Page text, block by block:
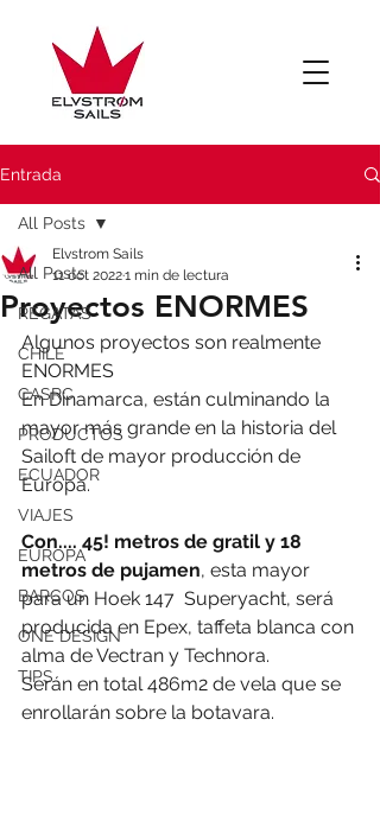
Entrada
All Posts
REGATAS
CHILE
CASRC
PRODUCTOS
ECUADOR
VIAJES
EUROPA
BARCOS
ONE DESIGN
TIPS
All Posts
Proyectos ENORMES
Elvstrom Sails
11 oct 20221 min de lectura
Algunos proyectos son realmente
ENORMES
En Dinamarca, están culminando la
mayor más grande en la historia del
Sailoft de mayor producción de
Europa.
Con.... 45! metros de gratil y 18
metros de pujamen, esta mayor
para un Hoek 147  Superyacht, será
producida en Epex, taffeta blanca con
alma de Vectran y Technora.
Serán en total 486m2 de vela que se
enrollarán sobre la botavara.